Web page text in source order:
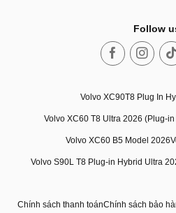
Volvo XC90T8 Plug In
Volvo XC60 T8 Ultra 2026 (Plug-
Volvo XC60 B5 Model 2026
Volvo S90L T8 Plug-in Hybrid Ultra
Chính sách thanh toánChính sách bảo
Follow